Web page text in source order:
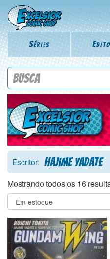
Séries
Procure por título da
Escritor: Hajime Yadate
Mostrando todos os 16